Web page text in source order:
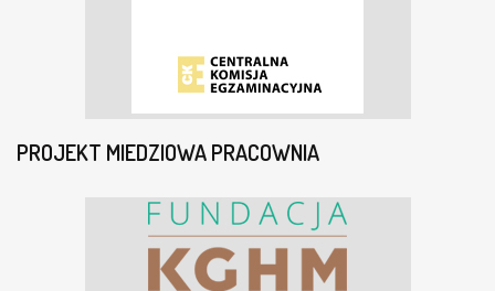
PROJEKT MIEDZIOWA PRACOWNIA